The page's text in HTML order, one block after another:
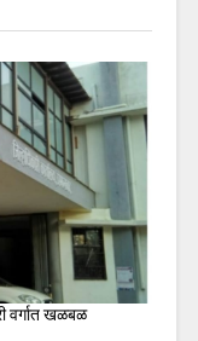
वर्गात खळबळ